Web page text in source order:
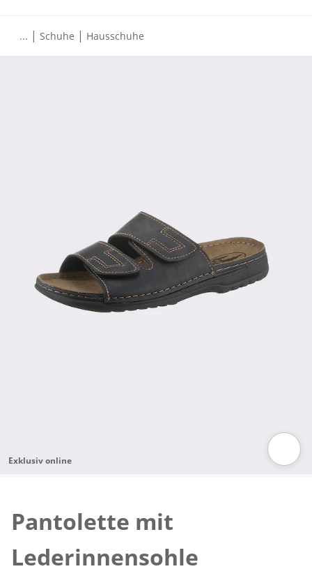
... | Schuhe | Hausschuhe
Exklusiv online
Pantolette mit
Lederinnensohle